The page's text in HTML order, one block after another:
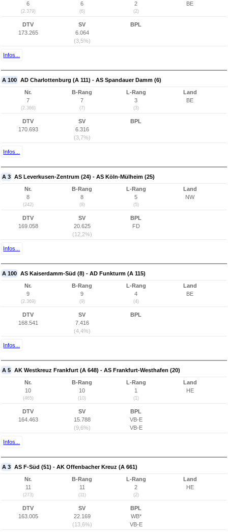
6
(2.379)
6
(6)
2
(2)
BE
DTV
173.265
SV
6.064
(3,5%)
BPL
Infos...
A 100 AD Charlottenburg (A 111) - AS Spandauer Damm (6)
Nr.
7
(2.366)
B-Rang
7
(7)
L-Rang
3
(3)
Land
BE
DTV
170.693
SV
6.316
(3,7%)
BPL
Infos...
A 3 AS Leverkusen-Zentrum (24) - AS Köln-Mülheim (25)
Nr.
8
(242)
B-Rang
8
(8)
L-Rang
5
(5)
Land
NW
DTV
169.058
SV
20.625
(12,2%)
BPL
FD
Infos...
A 100 AS Kaiserdamm-Süd (8) - AD Funkturm (A 115)
Nr.
9
(2.369)
B-Rang
9
(9)
L-Rang
4
(4)
Land
BE
DTV
168.541
SV
7.416
(4,4%)
BPL
Infos...
A 5 AK Westkreuz Frankfurt (A 648) - AS Frankfurt-Westhafen (20)
Nr.
10
(465)
B-Rang
10
(10)
L-Rang
1
(1)
Land
HE
DTV
164.463
SV
15.788
(9,6%)
BPL
VB-E
VB-E
Infos...
A 3 AS F-Süd (51) - AK Offenbacher Kreuz (A 661)
Nr.
11
(273)
B-Rang
11
(11)
L-Rang
2
(2)
Land
HE
DTV
163.005
SV
22.169
(13,6%)
BPL
WB*
VB-E